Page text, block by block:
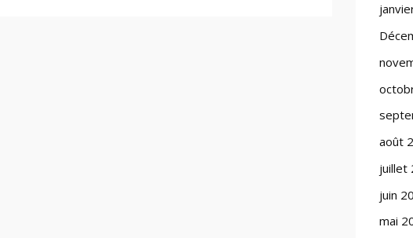
août
juillet
juin
mai